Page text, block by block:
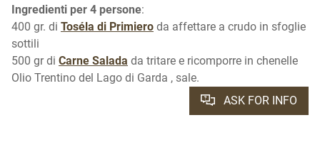
Ingredienti per 4 persone:
400 gr. di Toséla di Primiero da affettare a crudo in sfoglie
sottili
500 gr di Carne Salada da tritare e ricomporre in chenelle
Olio Trentino del Lago di Garda , sale.
ASK FOR INFO